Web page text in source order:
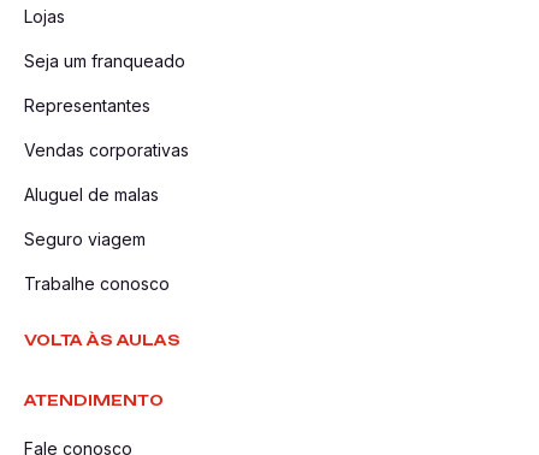
Lojas
Seja um franqueado
Representantes
Vendas corporativas
Aluguel de malas
Seguro viagem
Trabalhe conosco
VOLTA ÀS AULAS
ATENDIMENTO
Fale conosco